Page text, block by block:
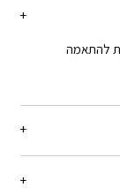
להתאמה